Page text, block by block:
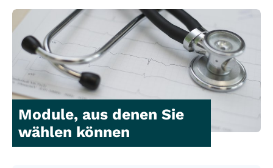
Module, aus denen Sie
wählen können